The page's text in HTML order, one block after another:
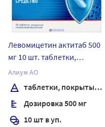
Левомицетин актитаб 500
мг 10 шт. таблетки,
покрытые пленочной
оболочкой
Алиум АО
таблетки, покрытые пленочной оболочкой
Дозировка 500 мг
10 шт в уп.